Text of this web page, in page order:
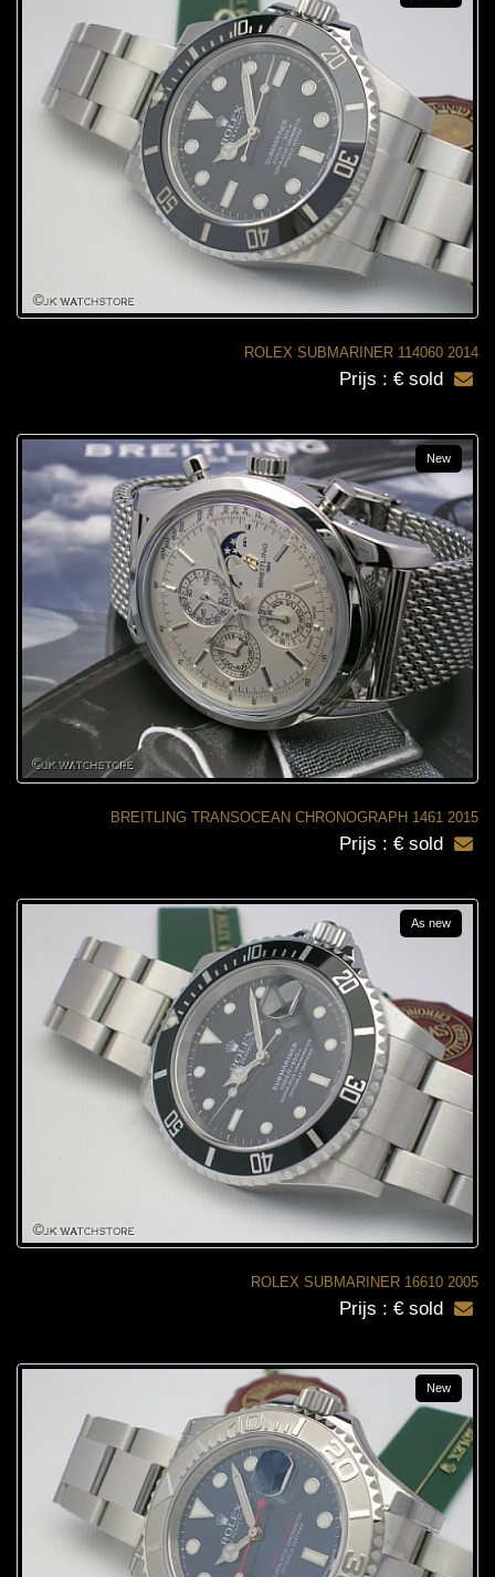
ROLEX SUBMARINER 114060 2014
Prijs : € sold
BREITLING TRANSOCEAN CHRONOGRAPH 1461 2015
New
Prijs : € sold
ROLEX SUBMARINER 16610 2005
As new
Prijs : € sold
New